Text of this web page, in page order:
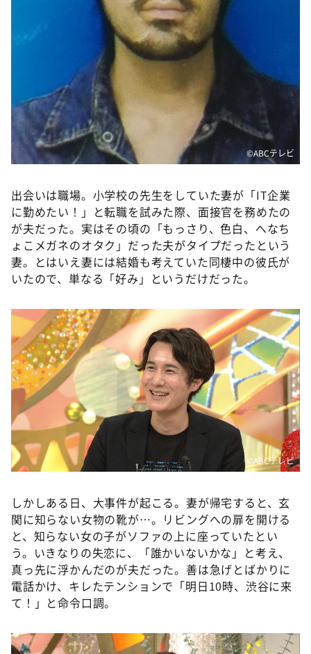
©ABCテレビ
出会いは職場。小学校の先生をしていた妻が「IT企業
に勤めたい！」と転職を試みた際、面接官を務めたの
が夫だった。実はその頃の「もっさり、色白、へなち
ょこメガネのオタク」だった夫がタイプだったという
妻。とはいえ妻には結婚も考えていた同棲中の彼氏が
いたので、単なる「好み」というだけだった。
©️ABCテレビ
しかしある日、大事件が起こる。妻が帰宅すると、玄
関に知らない女物の靴が…。リビングへの扉を開ける
と、知らない女の子がソファの上に座っていたとい
う。いきなりの失恋に、「誰かいないかな」と考え、
真っ先に浮かんだのが夫だった。善は急げとばかりに
電話かけ、キレたテンションで「明日10時、渋谷に来
て！」と命令口調。